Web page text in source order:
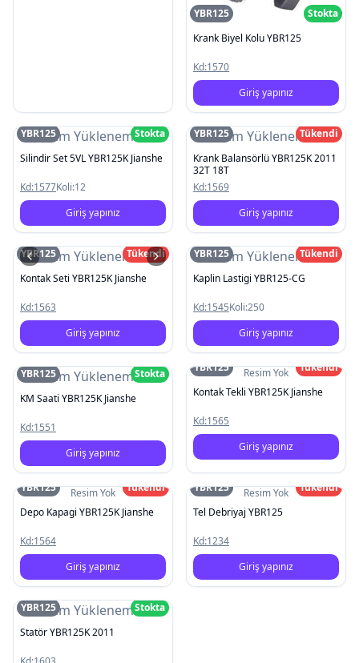
YBR125
Stokta
Krank Biyel Kolu YBR125
Kd:1570
Giriş yapınız
Resim Yüklenemedi
YBR125
Stokta
Silindir Set 5VL YBR125K Jianshe
Kd:1577Koli:12
Giriş yapınız
Resim Yüklenemedi
YBR125
Tükendi
Krank Balansörlü YBR125K 2011
32T 18T
Kd:1569
Giriş yapınız
Resim Yüklenemedi
YBR125
Tükendi
Kontak Seti YBR125K Jianshe
Kd:1563
Giriş yapınız
Resim Yüklenemedi
YBR125
Tükendi
Kaplin Lastigi YBR125-CG
Kd:1545Koli:250
Giriş yapınız
Resim Yüklenemedi
YBR125
Stokta
KM Saati YBR125K Jianshe
Kd:1551
Giriş yapınız
Resim Yok
YBR125
Tükendi
Kontak Tekli YBR125K Jianshe
Kd:1565
Giriş yapınız
Resim Yok
YBR125
Tükendi
Depo Kapagi YBR125K Jianshe
Kd:1564
Giriş yapınız
Resim Yok
YBR125
Tükendi
Tel Debriyaj YBR125
Kd:1234
Giriş yapınız
Resim Yüklenemedi
YBR125
Stokta
Statör YBR125K 2011